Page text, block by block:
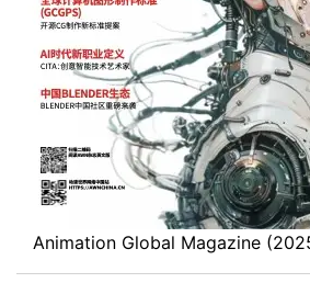
Animation Global Magazine